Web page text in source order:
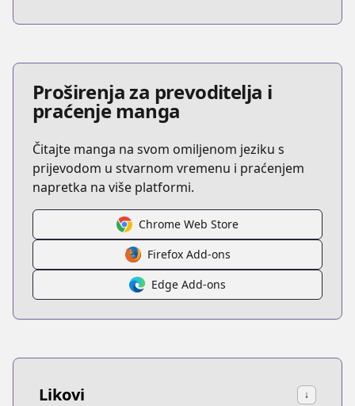
Proširenja za prevoditelja i
praćenje manga
Čitajte manga na svom omiljenom jeziku s
prijevodom u stvarnom vremenu i praćenjem
napretka na više platformi.
Chrome Web Store
Firefox Add-ons
Edge Add-ons
Likovi ↓